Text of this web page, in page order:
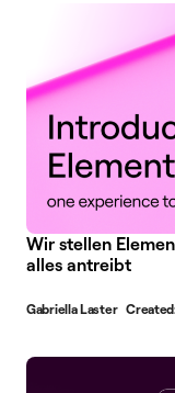
Wir stellen
alles antreibt
Gabriella Laster